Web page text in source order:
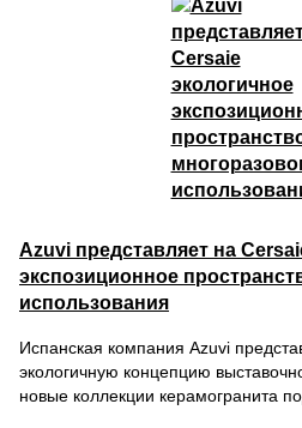
Azuvi представляет на
экспозиционное
использования
Испанская компания Azuvi
экологичную концепцию
новые коллекции керамогранита